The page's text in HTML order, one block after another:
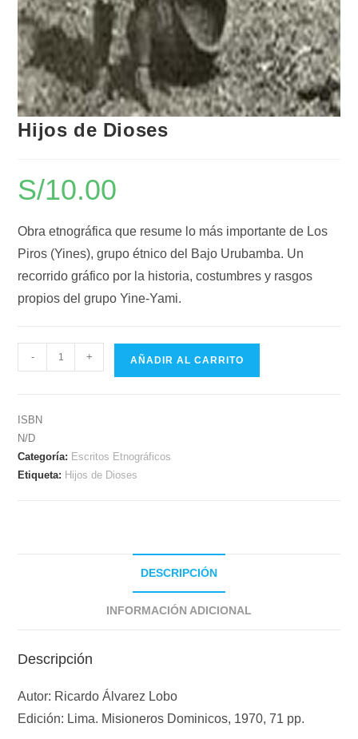
Hijos de Dioses
S/10.00
Obra etnográfica que resume lo más importante de Los
Piros (Yines), grupo étnico del Bajo Urubamba. Un
recorrido gráfico por la historia, costumbres y rasgos
propios del grupo Yine-Yami.
- + AÑADIR AL CARRITO
ISBN
N/D
Categoría: Escritos Etnográficos
Etiqueta: Hijos de Dioses
DESCRIPCIÓN
INFORMACIÓN ADICIONAL
Descripción
Autor: Ricardo Álvarez Lobo
Edición: Lima. Misioneros Dominicos, 1970, 71 pp.